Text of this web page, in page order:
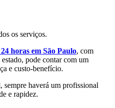
os serviços.
horas em São Paulo, com
pode contar com um
e custo-benefício.
haverá um profissional
e rapidez.